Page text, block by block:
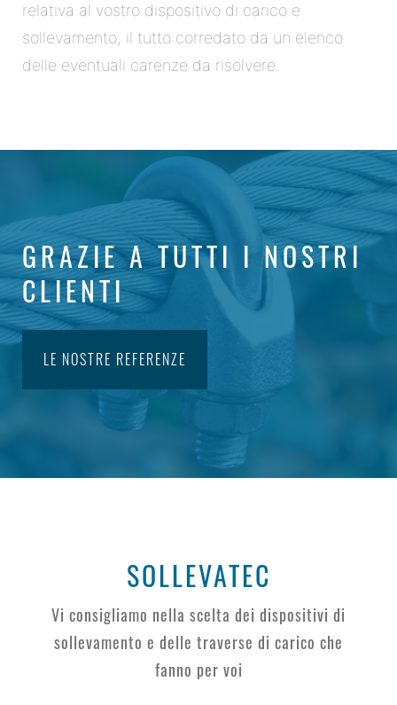
relativa al vostro dispositivo di carico e
sollevamento, il tutto corredato da un elenco
delle eventuali carenze da risolvere.
GRAZIE A TUTTI I NOSTRI
CLIENTI
LE NOSTRE REFERENZE
SOLLEVATEC
Vi consigliamo nella scelta dei dispositivi di
sollevamento e delle traverse di carico che
fanno per voi